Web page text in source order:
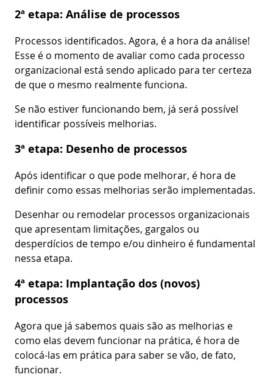
2ª etapa: Análise de processos
Processos identificados. Agora, é a hora da análise!
Esse é o momento de avaliar como cada processo
organizacional está sendo aplicado para ter certeza
de que o mesmo realmente funciona.
Se não estiver funcionando bem, já será possível
identificar possíveis melhorias.
3ª etapa: Desenho de processos
Após identificar o que pode melhorar, é hora de
definir como essas melhorias serão implementadas.
Desenhar ou remodelar processos organizacionais
que apresentam limitações, gargalos ou
desperdícios de tempo e/ou dinheiro é fundamental
nessa etapa.
4ª etapa: Implantação dos (novos)
processos
Agora que já sabemos quais são as melhorias e
como elas devem funcionar na prática, é hora de
colocá-las em prática para saber se vão, de fato,
funcionar.